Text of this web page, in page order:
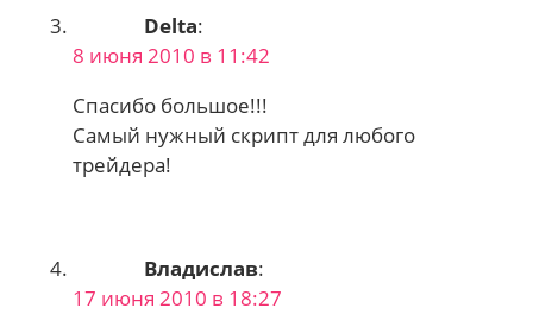
Delta:
8 июня 2010 в 11:42
Спасибо большое!!!
Самый нужный скрипт для любого
трейдера!
Владислав:
17 июня 2010 в 18:27